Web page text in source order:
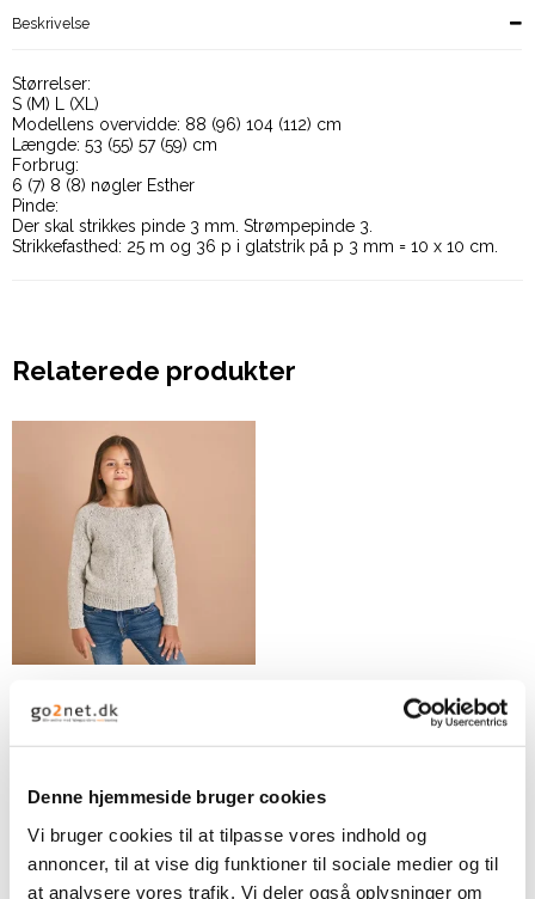
Denne hjemmeside bruger cookies
Vi bruger cookies til at tilpasse vores indhold og
annoncer, til at vise dig funktioner til sociale medier og til
at analysere vores trafik. Vi deler også oplysninger om
Beskrivelse
Størrelser:
S (M) L (XL)
Modellens overvidde: 88 (96) 104 (112) cm
Længde: 53 (55) 57 (59) cm
Forbrug:
6 (7) 8 (8) nøgler Esther
Pinde:
Der skal strikkes pinde 3 mm. Strømpepinde 3.
Strikkefasthed: 25 m og 36 p i glatstrik på p 3 mm = 10 x 10 cm.
Relaterede produkter
VIS PRODUKT